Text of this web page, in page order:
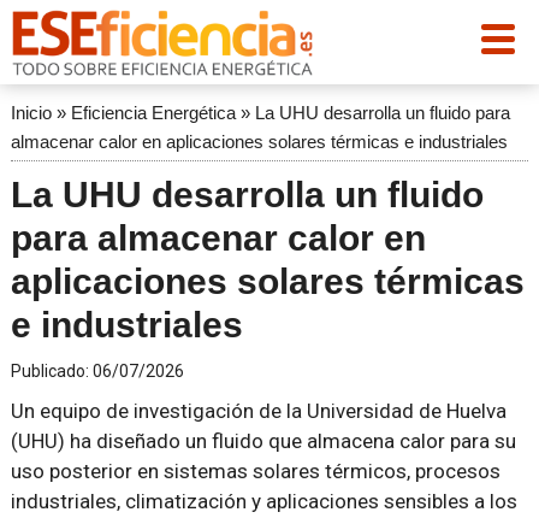
Inicio» Eficiencia Energética» La UHU desarrolla un fluido para
almacenar calor en aplicaciones solares térmicas e industriales
La UHU desarrolla un fluido
para almacenar calor en
aplicaciones solares térmicas
e industriales
Publicado: 06/07/2026
Un equipo de investigación de la Universidad de Huelva
(UHU) ha diseñado un fluido que almacena calor para su
uso posterior en sistemas solares térmicos, procesos
industriales, climatización y aplicaciones sensibles a los